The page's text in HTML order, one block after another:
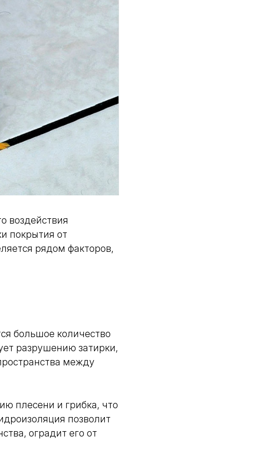
воздействия
покрытия от
рядом факторов,
большое количество
разрушению затирки,
между
плесени и грибка, что
позволит
оградит его от